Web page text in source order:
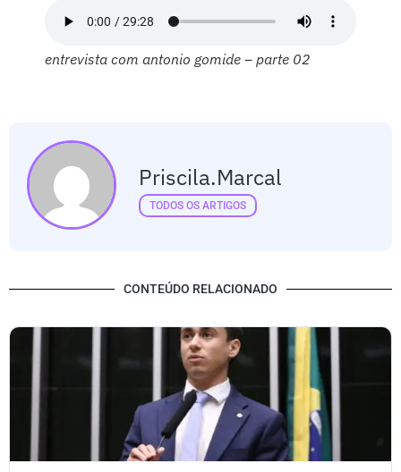
entrevista com antonio gomide – parte 02
Priscila.marcal
TODOS OS ARTIGOS
CONTEÚDO RELACIONADO